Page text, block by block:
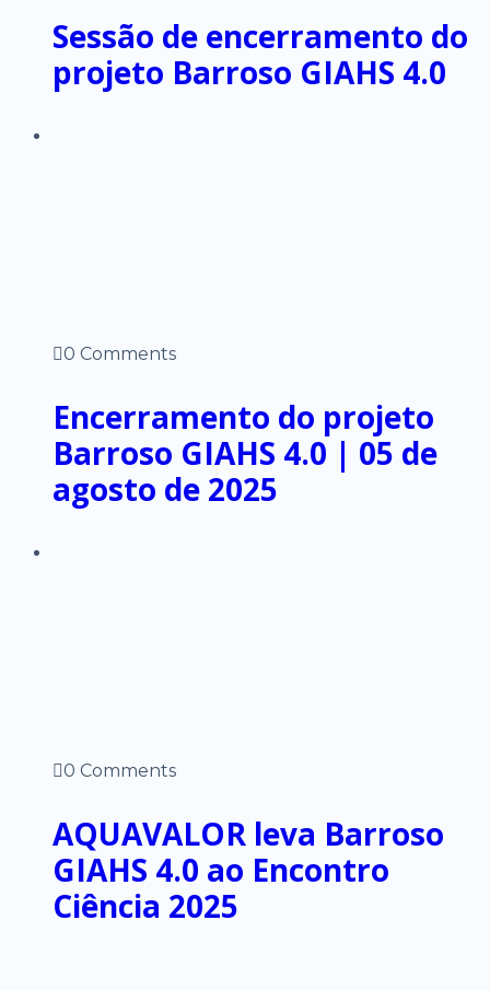
Sessão de encerramento do
projeto Barroso GIAHS 4.0
0 Comments
Encerramento do projeto
Barroso GIAHS 4.0 | 05 de
agosto de 2025
0 Comments
AQUAVALOR leva Barroso
GIAHS 4.0 ao Encontro
Ciência 2025